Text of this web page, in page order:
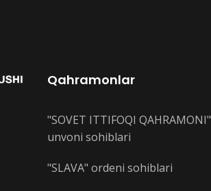
Qahramonlar
"SOVET ITTIFOQI QAHRAMONI"
unvoni sohiblari
"SLAVA" ordeni sohiblari